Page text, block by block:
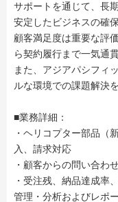
サポートを通じて、長
安定したビジネスの確
顧客満足度は重要な評
ら契約履行まで一気通
また、アジアパシフィ
ルな環境での課題解決
■業務詳細：
・ヘリコプター部品（
入、請求対応
・顧客からの問い合わ
・受注残、納品達成率
管理・分析およびレポ